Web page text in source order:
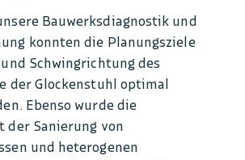
Bauwerksdiagnostik und
konnten die Planungsziele
Schwingrichtung des
der Glockenstuhl optimal
Ebenso wurde die
der Sanierung von
und heterogenen